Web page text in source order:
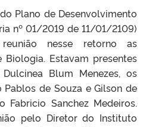
Plano de Desenvolvimento
nº 01/2019 de 11/01/2109)
nesse retorno as
Estavam presentes
Blum Menezes, os
Pablos de Souza e Gilson de
Fabricio Sanchez Medeiros.
pelo Diretor do Instituto